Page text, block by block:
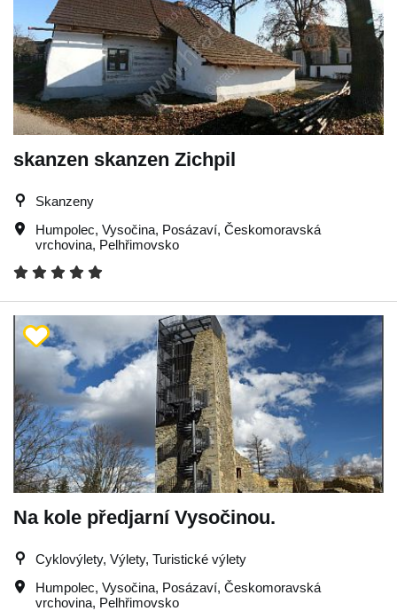
skanzen skanzen Zichpil
Skanzeny
Humpolec, Vysočina, Posázaví, Českomoravská
vrchovina, Pelhřimovsko
Na kole předjarní Vysočinou.
Cyklovýlety, Výlety, Turistické výlety
Humpolec, Vysočina, Posázaví, Českomoravská
vrchovina, Pelhřimovsko